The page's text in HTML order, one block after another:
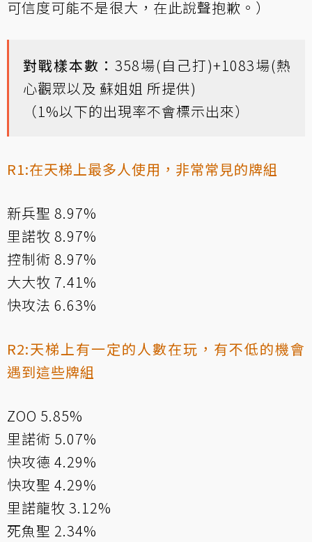
可信度可能不是很大，在此說聲抱歉。）
對戰樣本數： 358場(自己打)+1083場(熱
心觀眾以及 蘇姐姐 所提供)
（1%以下的出現率不會標示出來）
R1:在天梯上最多人使用，非常常見的牌組
新兵聖 8.97%
里諾牧 8.97%
控制術 8.97%
大大牧 7.41%
快攻法 6.63%
R2:天梯上有一定的人數在玩，有不低的機會
遇到這些牌組
ZOO 5.85%
里諾術 5.07%
快攻德 4.29%
快攻聖 4.29%
里諾龍牧 3.12%
死魚聖 2.34%